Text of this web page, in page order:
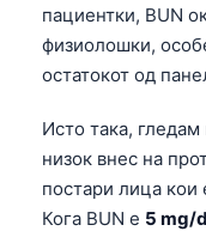
пациентки, BUN
физиолошки,
остатокот од
Исто така, гледам
низок внес на
постари лица кои
Кога BUN е 5 mg/